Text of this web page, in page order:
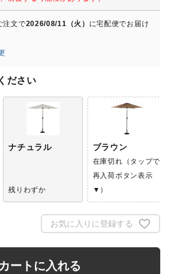
注文で2026/08/11（火） に宅配便でお届け
ださい
ナチュラル
残りわずか
ブラウン
在庫切れ（タップで
再入荷ボタン表示
▼）
お気に入りに登録する
カートに入れる